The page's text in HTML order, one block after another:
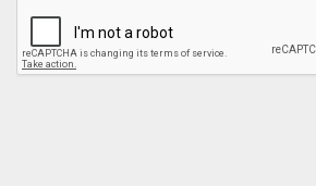
WESTMAAS
Westmaas is een prettig overzichtelijk
aan de prachtige Binnenmaas met
Eigenlijk alles is wel op loopafstand,
openbaar vervoer, goed geleide